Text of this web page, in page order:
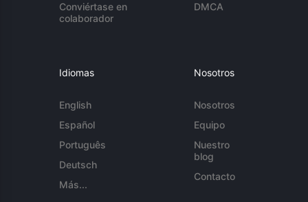
Conviértase en
colaborador
DMCA
Idiomas
English
Español
Português
Deutsch
Más...
Nosotros
Nosotros
Equipo
Nuestro
blog
Contacto